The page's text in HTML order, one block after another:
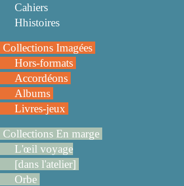
Cahiers
Hhistoires
Collections Imagées
Hors-formats
Accordéons
Albums
Livres-jeux
Collections En marge
L'œil voyage
[dans l'atelier]
Orbe